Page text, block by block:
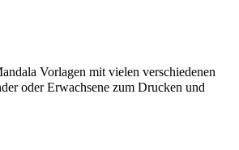
Vorlagen mit vielen verschiedenen
oder Erwachsene zum Drucken und